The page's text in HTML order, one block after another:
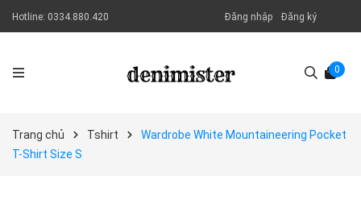
Hotline: 0334.880.420 Đăng nhập Đăng ký
0
Trang chủ Tshirt
Wardrobe White Mountaineering Pocket
T-Shirt Size S